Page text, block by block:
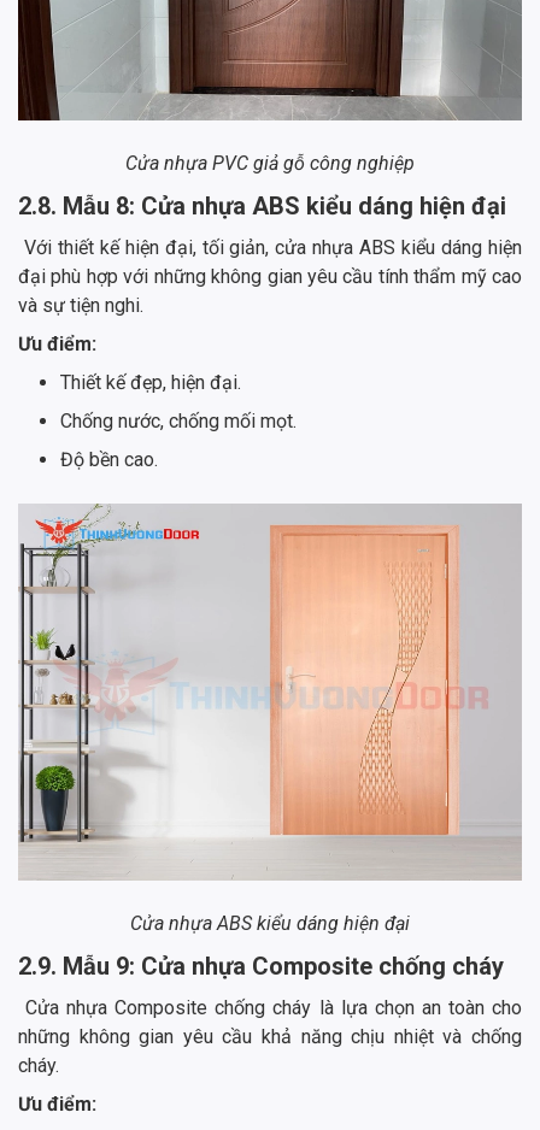
Cửa nhựa PVC giả gỗ công nghiệp
2.8. Mẫu 8: Cửa nhựa ABS kiểu dáng hiện đại
Với thiết kế hiện đại, tối giản, cửa nhựa ABS kiểu dáng hiện
đại phù hợp với những không gian yêu cầu tính thẩm mỹ cao
và sự tiện nghi.
Ưu điểm:
Thiết kế đẹp, hiện đại.
Chống nước, chống mối mọt.
Độ bền cao.
Cửa nhựa ABS kiểu dáng hiện đại
2.9. Mẫu 9: Cửa nhựa Composite chống cháy
Cửa nhựa Composite chống cháy là lựa chọn an toàn cho
những không gian yêu cầu khả năng chịu nhiệt và chống
cháy.
Ưu điểm: